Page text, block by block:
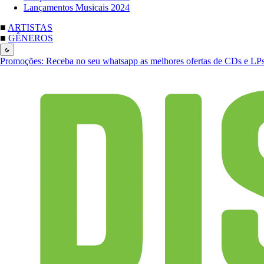
Lançamentos Musicais 2024
■ ARTISTAS
■ GÊNEROS
Promoções: Receba no seu whatsapp as melhores ofertas de CDs e